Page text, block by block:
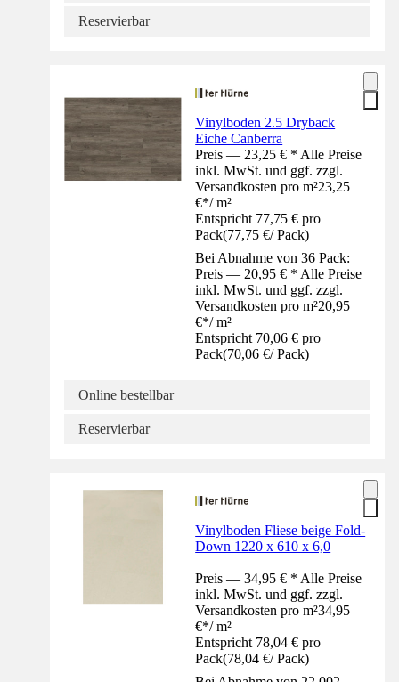
Reservierbar
Vinylboden 2.5 Dryback
Eiche Canberra
Preis — 23,25 € * Alle Preise
inkl. MwSt. und ggf. zzgl.
Versandkosten pro m²23,25
€*/ m²
Entspricht 77,75 € pro
Pack(77,75 €/ Pack)
Bei Abnahme von 36 Pack:
Preis — 20,95 € * Alle Preise
inkl. MwSt. und ggf. zzgl.
Versandkosten pro m²20,95
€*/ m²
Entspricht 70,06 € pro
Pack(70,06 €/ Pack)
Online bestellbar
Reservierbar
Vinylboden Fliese beige Fold-
Down 1220 x 610 x 6,0
Preis — 34,95 € * Alle Preise
inkl. MwSt. und ggf. zzgl.
Versandkosten pro m²34,95
€*/ m²
Entspricht 78,04 € pro
Pack(78,04 €/ Pack)